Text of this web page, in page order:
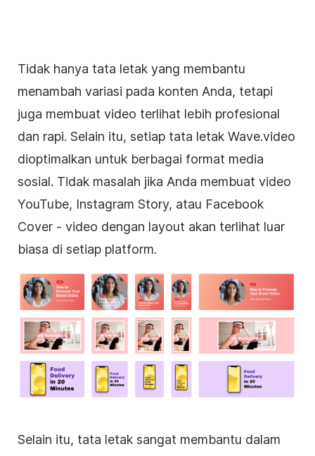
Tidak hanya tata letak yang membantu
menambah variasi pada konten Anda, tetapi
juga membuat video terlihat lebih profesional
dan rapi. Selain itu, setiap tata letak Wave.video
dioptimalkan untuk berbagai format media
sosial. Tidak masalah jika Anda membuat video
YouTube, Instagram Story, atau Facebook
Cover - video dengan layout akan terlihat luar
biasa di setiap platform.
Selain itu, tata letak sangat membantu dalam